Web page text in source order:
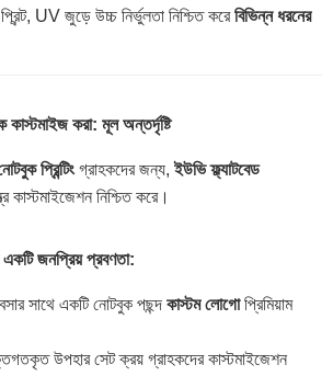
UV জুড়ে উচ্চ নির্ভুলতা নিশ্চিত করেবিভিন্ন ধরনের
কাস্টমাইজ করা: মূল অন্তর্দৃষ্টি
প্রিন্টিংগ্রাহকদের জন্য,ইউভি ফ্ল্যাটবেড
কাস্টমাইজেশন নিশ্চিত করে।
জনপ্রিয় প্রবণতা:
সাথে একটি নোটবুক পছন্দ কাস্টম লোগোপ্রিমিয়াম
উপহার সেট ক্রয় গ্রাহকদের কাস্টমাইজেশন